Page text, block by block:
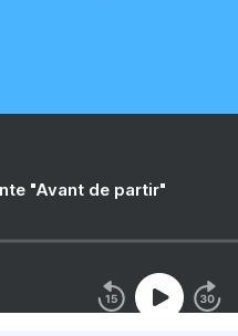
"Avant de partir"